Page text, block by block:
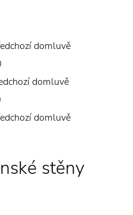
domluvě
domluvě
domluvě
stěny